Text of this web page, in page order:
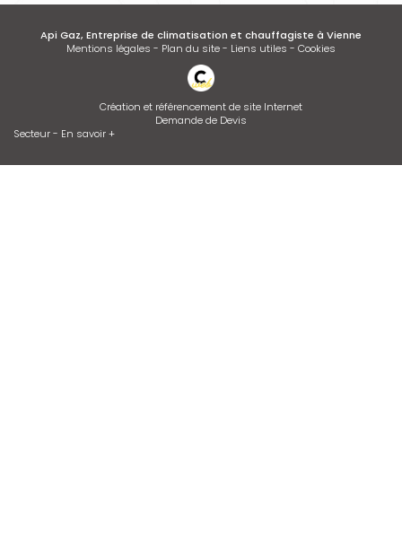
Api Gaz, Entreprise de climatisation et chauffagiste à Vienne
Mentions légales - Plan du site- Liens utiles - Cookies
Création et référencement de site Internet
Demande de Devis
Secteur- En savoir +